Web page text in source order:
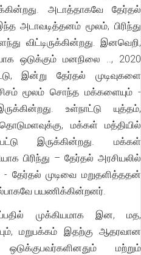
அடாத்தாகவே தேர்தல்
அடாவடித்தனம் மூலம், பிரிந்து
விட்டிருக்கின்றது. இனவெறி,
ஒடுக்கும் மனநிலை .., 2020
இன்று தேர்தல் முடிவுகளை
மூலம் சொந்த மக்களையும் -
உள்நாட்டு யுத்தம்,
மக்கள் மத்தியில்
இருக்கின்றது. மக்கள்
பிரிந்து – தேர்தல் அரசியலில்
- தேர்தல் முடிவை மறுதளித்ததன்
பயணிக்கின்றனர்.
முக்கியமாக இன, மத,
மறுபக்கம் இதற்கு ஆதரவான
மற்றும்